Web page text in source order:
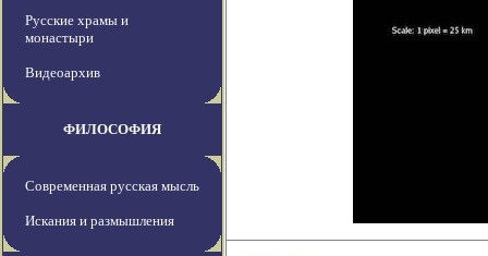
Русские храмы и
монастыри
Видеоархив
ФИЛОСОФИЯ
Современная русская мысль
Искания и размышления